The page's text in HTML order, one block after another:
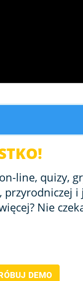
line, quizy,
i
Nie
DEMO